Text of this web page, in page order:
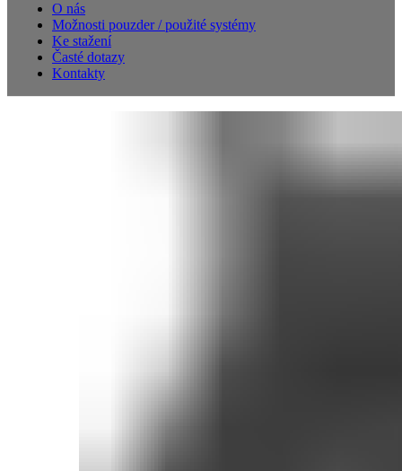
O nás
Možnosti pouzder / použité systémy
Ke stažení
Časté dotazy
Kontakty